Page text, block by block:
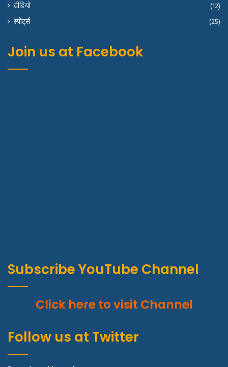
वीडियो
(12)
स्पोर्ट्स
(25)
Join us at Facebook
Subscribe YouTube Channel
Click here to visit Channel
Follow us at Twitter